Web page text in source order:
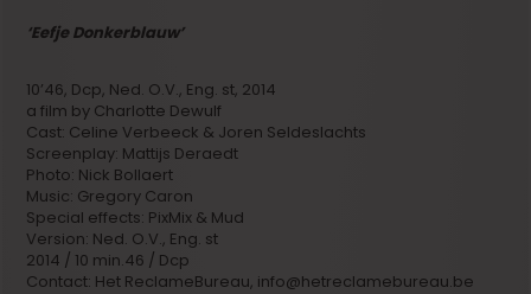
‘Eefje Donkerblauw’
10’46, Dcp, Ned. O.V., Eng. st, 2014
a film by Charlotte Dewulf
Cast: Celine Verbeeck & Joren Seldeslachts
Screenplay: Mattijs Deraedt
Photo: Nick Bollaert
Music: Gregory Caron
Special effects: PixMix & Mud
Version: Ned. O.V., Eng. st
2014 / 10 min.46 / Dcp
Contact: Het ReclameBureau, info@hetreclamebureau.be